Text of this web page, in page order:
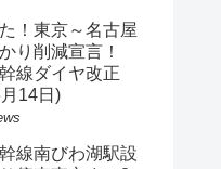
！東京～名古屋
り削減宣言！
線ダイヤ改正
14日)
線南びわ湖駅設